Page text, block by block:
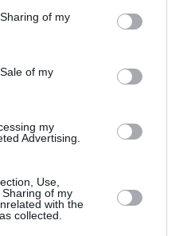
of my
of my
my
Advertising.
Use,
of my
with the
collected.
Ishiguro